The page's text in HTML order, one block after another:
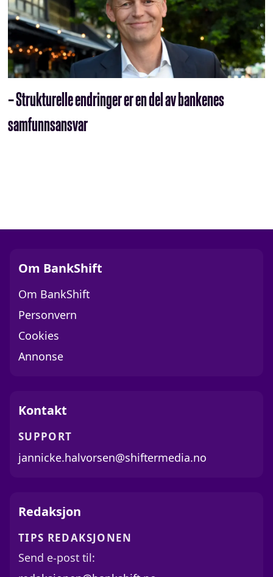
– Strukturelle endringer er en del av bankenes
samfunnsansvar
Om BankShift
Om BankShift
Personvern
Cookies
Annonse
Kontakt
SUPPORT
jannicke.halvorsen@shiftermedia.no
Redaksjon
TIPS REDAKSJONEN
Send e-post til: